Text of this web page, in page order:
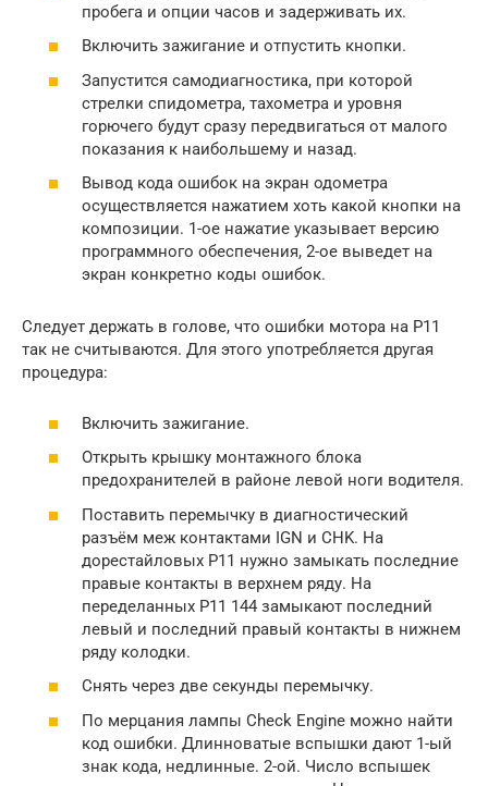
пробега и опции часов и задерживать их.
Включить зажигание и отпустить кнопки.
Запустится самодиагностика, при которой
стрелки спидометра, тахометра и уровня
горючего будут сразу передвигаться от малого
показания к наибольшему и назад.
Вывод кода ошибок на экран одометра
осуществляется нажатием хоть какой кнопки на
композиции. 1-ое нажатие указывает версию
программного обеспечения, 2-ое выведет на
экран конкретно коды ошибок.
Следует держать в голове, что ошибки мотора на P11
так не считываются. Для этого употребляется другая
процедура:
Включить зажигание.
Открыть крышку монтажного блока
предохранителей в районе левой ноги водителя.
Поставить перемычку в диагностический
разъём меж контактами IGN и CHK. На
дорестайловых P11 нужно замыкать последние
правые контакты в верхнем ряду. На
переделанных P11 144 замыкают последний
левый и последний правый контакты в нижнем
ряду колодки.
Снять через две секунды перемычку.
По мерцания лампы Check Engine можно найти
код ошибки. Длинноватые вспышки дают 1-ый
знак кода, недлинные. 2-ой. Число вспышек